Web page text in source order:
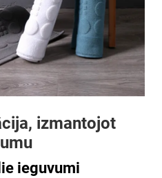
izmantojot
ieguvumi